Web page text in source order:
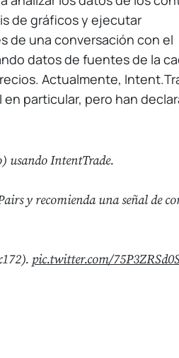
de gráficos y ejecutar
de una conversación con el
datos de fuentes de la
Actualmente,
en particular, pero han
usando IntentTrade.
y recomienda una señal de
pic.twitter.com/